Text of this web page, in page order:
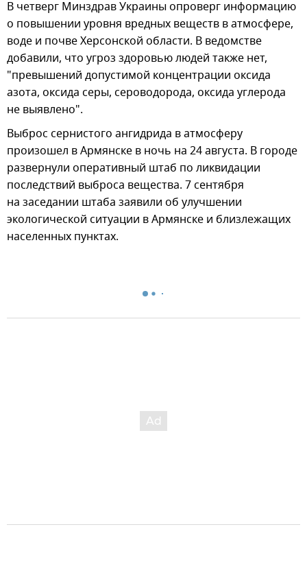
В четверг Минздрав Украины опроверг информацию
о повышении уровня вредных веществ в атмосфере,
воде и почве Херсонской области. В ведомстве
добавили, что угроз здоровью людей также нет,
"превышений допустимой концентрации оксида
азота, оксида серы, сероводорода, оксида углерода
не выявлено".
Выброс сернистого ангидрида в атмосферу
произошел в Армянске в ночь на 24 августа. В городе
развернули оперативный штаб по ликвидации
последствий выброса вещества. 7 сентября
на заседании штаба заявили об улучшении
экологической ситуации в Армянске и близлежащих
населенных пунктах.